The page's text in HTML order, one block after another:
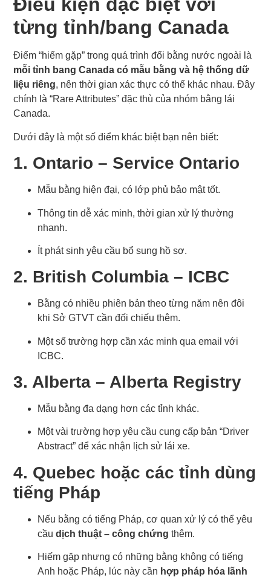
Điều kiện đặc biệt với
từng tỉnh/bang Canada
Điểm “hiếm gặp” trong quá trình đổi bằng nước ngoài là
mỗi tỉnh bang Canada có mẫu bằng và hệ thống dữ
liệu riêng, nên thời gian xác thực có thể khác nhau. Đây
chính là “Rare Attributes” đặc thù của nhóm bằng lái
Canada.
Dưới đây là một số điểm khác biệt bạn nên biết:
1. Ontario – Service Ontario
Mẫu bằng hiện đại, có lớp phủ bảo mật tốt.
Thông tin dễ xác minh, thời gian xử lý thường
nhanh.
Ít phát sinh yêu cầu bổ sung hồ sơ.
2. British Columbia – ICBC
Bằng có nhiều phiên bản theo từng năm nên đôi
khi Sở GTVT cần đối chiếu thêm.
Một số trường hợp cần xác minh qua email với
ICBC.
3. Alberta – Alberta Registry
Mẫu bằng đa dạng hơn các tỉnh khác.
Một vài trường hợp yêu cầu cung cấp bản “Driver
Abstract” để xác nhận lịch sử lái xe.
4. Quebec hoặc các tỉnh dùng
tiếng Pháp
Nếu bằng có tiếng Pháp, cơ quan xử lý có thể yêu
cầu dịch thuật – công chứng thêm.
Hiếm gặp nhưng có những bằng không có tiếng
Anh hoặc Pháp, lúc này cần hợp pháp hóa lãnh